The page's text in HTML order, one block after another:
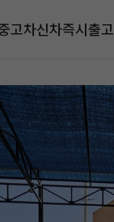
고차신차즉시출고